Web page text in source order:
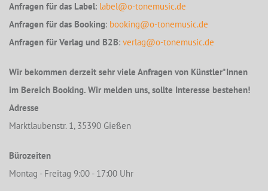
Anfragen für das Label: label@o-tonemusic.de
Anfragen für das Booking: booking@o-tonemusic.de
Anfragen für Verlag und B2B: verlag@o-tonemusic.de
Wir bekommen derzeit sehr viele Anfragen von Künstler*Innen
im Bereich Booking. Wir melden uns, sollte Interesse bestehen!
Adresse
Marktlaubenstr. 1, 35390 Gießen
Bürozeiten
Montag - Freitag 9:00 - 17:00 Uhr